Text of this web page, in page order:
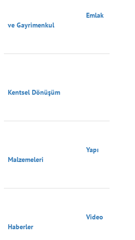
ve Gayrimenkul
Kentsel Dönüşüm
Malzemeleri
Haberler